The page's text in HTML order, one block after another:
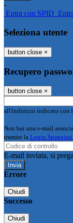
-
Entra con SPID
Seleziona utente
button close ×
Recupero
button close ×
all'indirizzo indicato con
Non hai una e-mail
tramite la Login Spaggiari
E-mail inviata, si
Errore
Chiudi
Successo
Chiudi